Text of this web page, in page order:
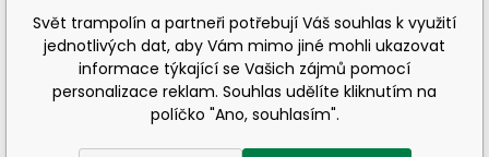
info@svet-trampolin.cz
Svět trampolín a partneři potřebují Váš souhlas k využití
jednotlivých dat, aby Vám mimo jiné mohli ukazovat
informace týkající se Vašich zájmů pomocí
personalizace reklam. Souhlas udělíte kliknutím na
políčko "Ano, souhlasím".